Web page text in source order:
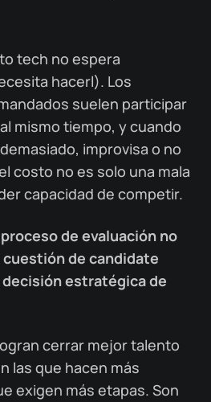
tech no espera
hacerl). Los
suelen participar
mismo tiempo, y cuando
improvisa o no
costo no es solo una mala
capacidad de competir.
de evaluación no
de candidate
estratégica de
cerrar mejor talento
las que hacen más
exigen más etapas. Son